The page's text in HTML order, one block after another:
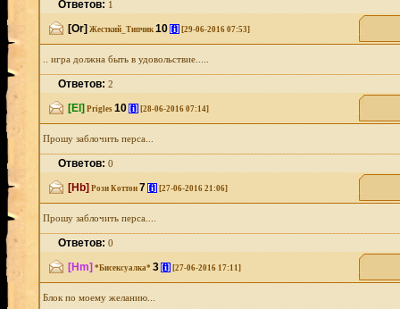
Ответов:1
[Or] Жесткий_Типчик 10 [i] [29-06-2016 07:53]
.. игра должна быть в удовольствие.....
Ответов:2
[El] Prigles 10 [i] [28-06-2016 07:14]
Прошу заблочить перса...
Ответов:0
[Hb] Рози Коттон 7 [i] [27-06-2016 21:06]
Прошу заблочить перса....
Ответов:0
[Hm] *Бисексуалка* 3 [i] [27-06-2016 17:11]
Блок по моему желанию...